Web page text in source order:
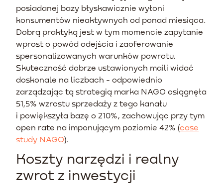
posiadanej bazy błyskawicznie wyłoni
konsumentów nieaktywnych od ponad miesiąca.
Dobrą praktyką jest w tym momencie zapytanie
wprost o powód odejścia i zaoferowanie
spersonalizowanych warunków powrotu.
Skuteczność dobrze ustawionych maili widać
doskonale na liczbach - odpowiednio
zarządzając tą strategią marka NAGO osiągnęła
51,5% wzrostu sprzedaży z tego kanału
i powiększyła bazę o 210%, zachowując przy tym
open rate na imponującym poziomie 42% (case
study NAGO).
Koszty narzędzi i realny
zwrot z inwestycji